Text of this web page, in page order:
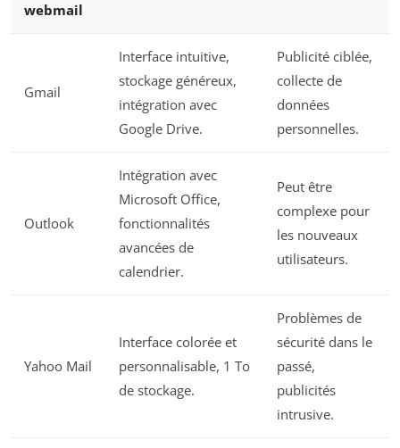
webmail
Gmail
Interface intuitive,
stockage généreux,
intégration avec
Google Drive.
Publicité ciblée,
collecte de
données
personnelles.
Outlook
Intégration avec
Microsoft Office,
fonctionnalités
avancées de
calendrier.
Peut être
complexe pour
les nouveaux
utilisateurs.
Yahoo Mail
Interface colorée et
personnalisable, 1 To
de stockage.
Problèmes de
sécurité dans le
passé,
publicités
intrusive.